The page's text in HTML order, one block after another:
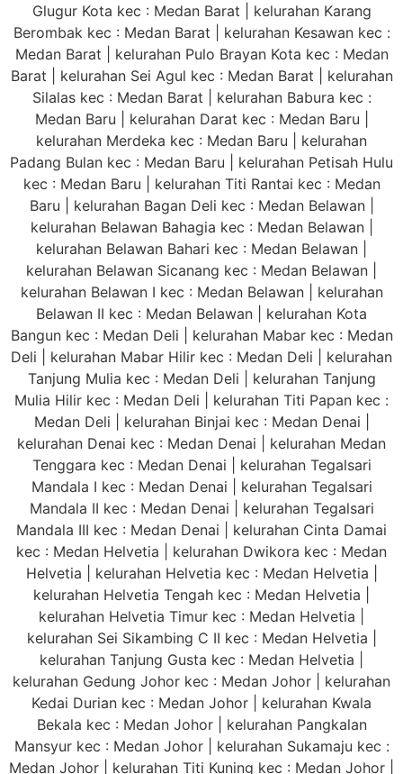
Glugur Kota kec : Medan Barat | kelurahan Karang
Berombak kec : Medan Barat | kelurahan Kesawan kec :
Medan Barat | kelurahan Pulo Brayan Kota kec : Medan
Barat | kelurahan Sei Agul kec : Medan Barat | kelurahan
Silalas kec : Medan Barat | kelurahan Babura kec :
Medan Baru | kelurahan Darat kec : Medan Baru |
kelurahan Merdeka kec : Medan Baru | kelurahan
Padang Bulan kec : Medan Baru | kelurahan Petisah Hulu
kec : Medan Baru | kelurahan Titi Rantai kec : Medan
Baru | kelurahan Bagan Deli kec : Medan Belawan |
kelurahan Belawan Bahagia kec : Medan Belawan |
kelurahan Belawan Bahari kec : Medan Belawan |
kelurahan Belawan Sicanang kec : Medan Belawan |
kelurahan Belawan I kec : Medan Belawan | kelurahan
Belawan II kec : Medan Belawan | kelurahan Kota
Bangun kec : Medan Deli | kelurahan Mabar kec : Medan
Deli | kelurahan Mabar Hilir kec : Medan Deli | kelurahan
Tanjung Mulia kec : Medan Deli | kelurahan Tanjung
Mulia Hilir kec : Medan Deli | kelurahan Titi Papan kec :
Medan Deli | kelurahan Binjai kec : Medan Denai |
kelurahan Denai kec : Medan Denai | kelurahan Medan
Tenggara kec : Medan Denai | kelurahan Tegalsari
Mandala I kec : Medan Denai | kelurahan Tegalsari
Mandala II kec : Medan Denai | kelurahan Tegalsari
Mandala III kec : Medan Denai | kelurahan Cinta Damai
kec : Medan Helvetia | kelurahan Dwikora kec : Medan
Helvetia | kelurahan Helvetia kec : Medan Helvetia |
kelurahan Helvetia Tengah kec : Medan Helvetia |
kelurahan Helvetia Timur kec : Medan Helvetia |
kelurahan Sei Sikambing C II kec : Medan Helvetia |
kelurahan Tanjung Gusta kec : Medan Helvetia |
kelurahan Gedung Johor kec : Medan Johor | kelurahan
Kedai Durian kec : Medan Johor | kelurahan Kwala
Bekala kec : Medan Johor | kelurahan Pangkalan
Mansyur kec : Medan Johor | kelurahan Sukamaju kec :
Medan Johor | kelurahan Titi Kuning kec : Medan Johor |